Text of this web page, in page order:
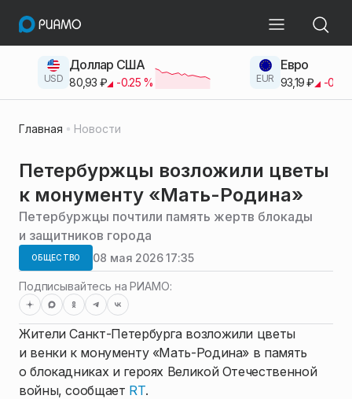
USD
Доллар США
80,93 ₽ -0.25% EUR
Евро
93,19 ₽ -0.42
Главная Новости
Петербуржцы возложили цветы
к монументу «Мать-Родина»
Петербуржцы почтили память жертв блокады
и защитников города
ОБЩЕСТВО 08 мая 2026 17:35
Подписывайтесь на РИАМО:
Жители Санкт-Петербурга возложили цветы
и венки к монументу «Мать-Родина» в память
о блокадниках и героях Великой Отечественной
войны, сообщает RT.